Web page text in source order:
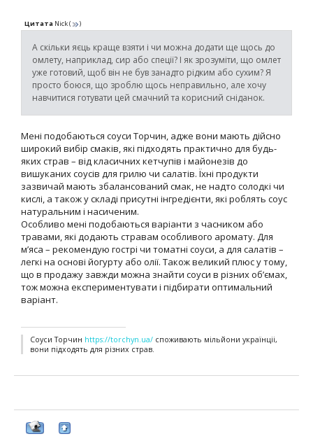
Цитата Nick( )
А скільки яєць краще взяти і чи можна додати ще щось до
омлету, наприклад, сир або спеції? І як зрозуміти, що омлет
уже готовий, щоб він не був занадто рідким або сухим? Я
просто боюся, що зроблю щось неправильно, але хочу
навчитися готувати цей смачний та корисний сніданок.
Мені подобаються соуси Торчин, адже вони мають дійсно
широкий вибір смаків, які підходять практично для будь-
яких страв – від класичних кетчупів і майонезів до
вишуканих соусів для грилю чи салатів. Їхні продукти
зазвичай мають збалансований смак, не надто солодкі чи
кислі, а також у складі присутні інгредієнти, які роблять соус
натуральним і насиченим.
Особливо мені подобаються варіанти з часником або
травами, які додають стравам особливого аромату. Для
м’яса – рекомендую гострі чи томатні соуси, а для салатів –
легкі на основі йогурту або олії. Також великий плюс у тому,
що в продажу завжди можна знайти соуси в різних об’ємах,
тож можна експериментувати і підбирати оптимальний
варіант.
Соуси Торчин https://torchyn.ua/ споживають мільйони українціі,
вони підходять для різних страв.